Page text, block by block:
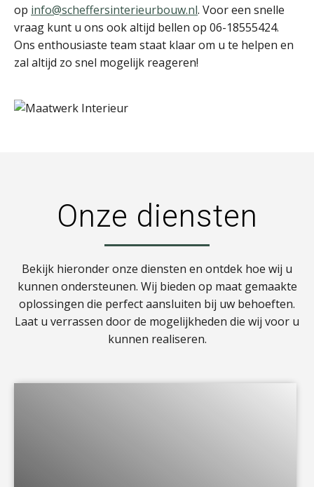
op info@scheffersinterieurbouw.nl. Voor een snelle
vraag kunt u ons ook altijd bellen op 06-18555424.
Ons enthousiaste team staat klaar om u te helpen en
zal altijd zo snel mogelijk reageren!
Onze diensten
Bekijk hieronder onze diensten en ontdek hoe wij u
kunnen ondersteunen. Wij bieden op maat gemaakte
oplossingen die perfect aansluiten bij uw behoeften.
Laat u verrassen door de mogelijkheden die wij voor u
kunnen realiseren.